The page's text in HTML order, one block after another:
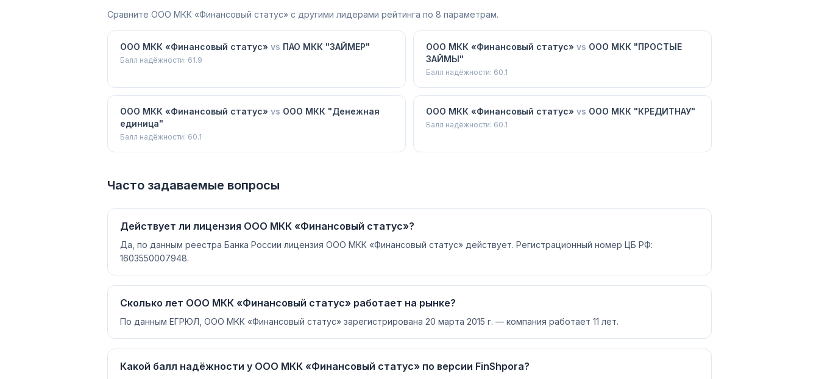
Сравните ООО МКК «Финансовый статус» с другими лидерами рейтинга по 8 параметрам.
ООО МКК «Финансовый статус» vs ПАО МКК "ЗАЙМЕР"
Балл надёжности: 61.9
ООО МКК «Финансовый статус» vs ООО МКК "ПРОСТЫЕ
ЗАЙМЫ"
Балл надёжности: 60.1
ООО МКК «Финансовый статус» vs ООО МКК "Денежная
единица"
Балл надёжности: 60.1
ООО МКК «Финансовый статус» vs ООО МКК "КРЕДИТНАУ"
Балл надёжности: 60.1
Часто задаваемые вопросы
Действует ли лицензия ООО МКК «Финансовый статус»?
Да, по данным реестра Банка России лицензия ООО МКК «Финансовый статус» действует. Регистрационный номер ЦБ РФ:
1603550007948.
Сколько лет ООО МКК «Финансовый статус» работает на рынке?
По данным ЕГРЮЛ, ООО МКК «Финансовый статус» зарегистрирована 20 марта 2015 г. — компания работает 11 лет.
Какой балл надёжности у ООО МКК «Финансовый статус» по версии FinShpora?